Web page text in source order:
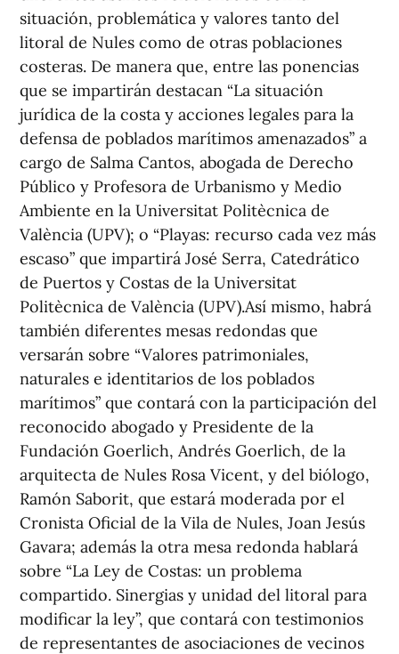
situación, problemática y valores tanto del
litoral de Nules como de otras poblaciones
costeras. De manera que, entre las ponencias
que se impartirán destacan “La situación
jurídica de la costa y acciones legales para la
defensa de poblados marítimos amenazados” a
cargo de Salma Cantos, abogada de Derecho
Público y Profesora de Urbanismo y Medio
Ambiente en la Universitat Politècnica de
València (UPV); o “Playas: recurso cada vez más
escaso” que impartirá José Serra, Catedrático
de Puertos y Costas de la Universitat
Politècnica de València (UPV).Así mismo, habrá
también diferentes mesas redondas que
versarán sobre “Valores patrimoniales,
naturales e identitarios de los poblados
marítimos” que contará con la participación del
reconocido abogado y Presidente de la
Fundación Goerlich, Andrés Goerlich, de la
arquitecta de Nules Rosa Vicent, y del biólogo,
Ramón Saborit, que estará moderada por el
Cronista Oficial de la Vila de Nules, Joan Jesús
Gavara; además la otra mesa redonda hablará
sobre “La Ley de Costas: un problema
compartido. Sinergias y unidad del litoral para
modificar la ley”, que contará con testimonios
de representantes de asociaciones de vecinos